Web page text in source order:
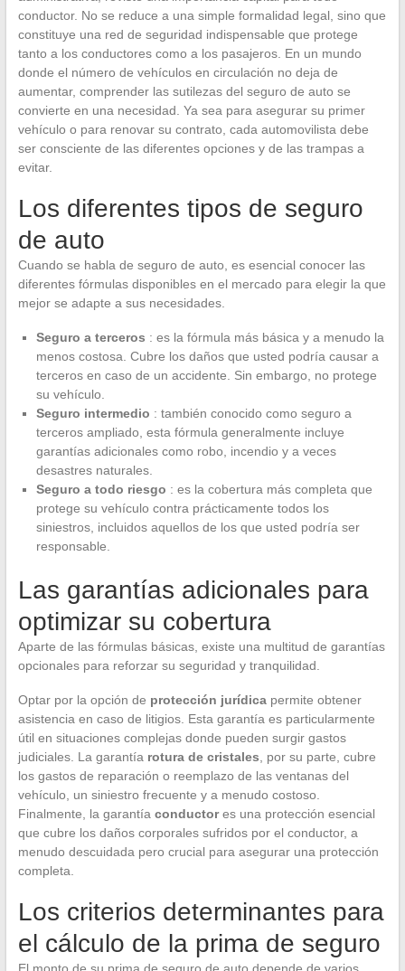
conductor. No se reduce a una simple formalidad legal, sino que
constituye una red de seguridad indispensable que protege
tanto a los conductores como a los pasajeros. En un mundo
donde el número de vehículos en circulación no deja de
aumentar, comprender las sutilezas del seguro de auto se
convierte en una necesidad. Ya sea para asegurar su primer
vehículo o para renovar su contrato, cada automovilista debe
ser consciente de las diferentes opciones y de las trampas a
evitar.
Los diferentes tipos de seguro
de auto
Cuando se habla de seguro de auto, es esencial conocer las
diferentes fórmulas disponibles en el mercado para elegir la que
mejor se adapte a sus necesidades.
Seguro a terceros : es la fórmula más básica y a menudo la
menos costosa. Cubre los daños que usted podría causar a
terceros en caso de un accidente. Sin embargo, no protege
su vehículo.
Seguro intermedio : también conocido como seguro a
terceros ampliado, esta fórmula generalmente incluye
garantías adicionales como robo, incendio y a veces
desastres naturales.
Seguro a todo riesgo : es la cobertura más completa que
protege su vehículo contra prácticamente todos los
siniestros, incluidos aquellos de los que usted podría ser
responsable.
Las garantías adicionales para
optimizar su cobertura
Aparte de las fórmulas básicas, existe una multitud de garantías
opcionales para reforzar su seguridad y tranquilidad.
Optar por la opción de protección jurídicapermite obtener
asistencia en caso de litigios. Esta garantía es particularmente
útil en situaciones complejas donde pueden surgir gastos
judiciales. La garantía rotura de cristales , por su parte, cubre
los gastos de reparación o reemplazo de las ventanas del
vehículo, un siniestro frecuente y a menudo costoso.
Finalmente, la garantía conductores una protección esencial
que cubre los daños corporales sufridos por el conductor, a
menudo descuidada pero crucial para asegurar una protección
completa.
Los criterios determinantes para
el cálculo de la prima de seguro